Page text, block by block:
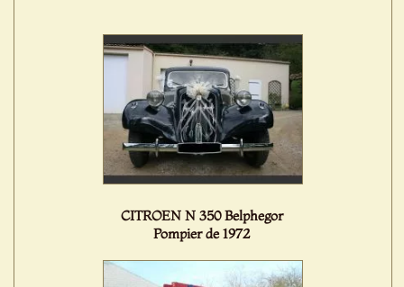
CITROEN N 350 Belphegor
Pompier de 1972